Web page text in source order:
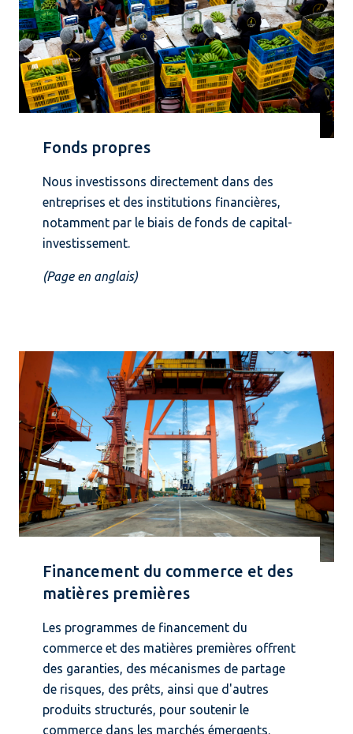
Fonds propres
Nous investissons directement dans des
entreprises et des institutions financières,
notamment par le biais de fonds de capital-
investissement.
(Page en anglais)
Financement du commerce et des
matières premières
Les programmes de financement du
commerce et des matières premières offrent
des garanties, des mécanismes de partage
de risques, des prêts, ainsi que d'autres
produits structurés, pour soutenir le
commerce dans les marchés émergents.